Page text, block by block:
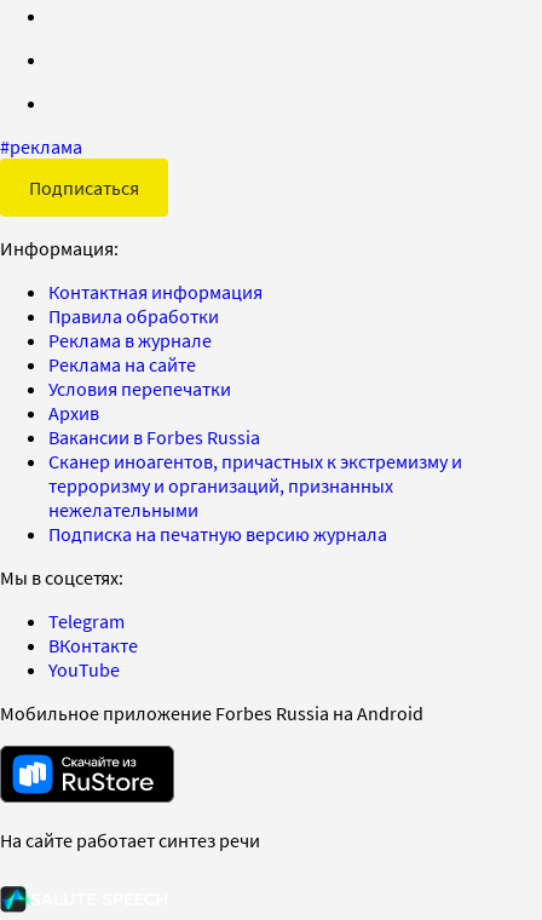
#реклама
Подписаться
Информация:
Контактная информация
Правила обработки
Реклама в журнале
Реклама на сайте
Условия перепечатки
Архив
Вакансии в Forbes Russia
Сканер иноагентов, причастных к экстремизму и
терроризму и организаций, признанных
нежелательными
Подписка на печатную версию журнала
Мы в соцсетях:
Telegram
ВКонтакте
YouTube
Мобильное приложение Forbes Russia на Android
На сайте работает синтез речи